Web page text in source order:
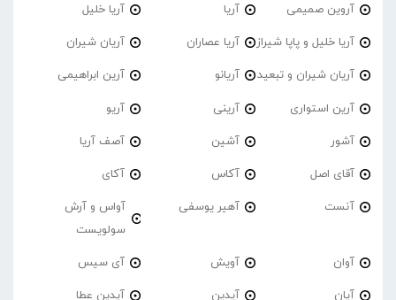
آروین صمیمی آریا آریا خلیل
آریا خلیل و پاپا شیراز آریا عصاران آریان شیران
آریان شیران و تبعید آریانو آرین ابراهیمی
آرین استواری آرینی آریو
آشور آشین آصف آریا
آقای اصل آکاس آکای
آنست آهیر یوسفی
آواس و آرش
سولویست
آوان آویش آی سیس
آیان آیدین آیدین عطا